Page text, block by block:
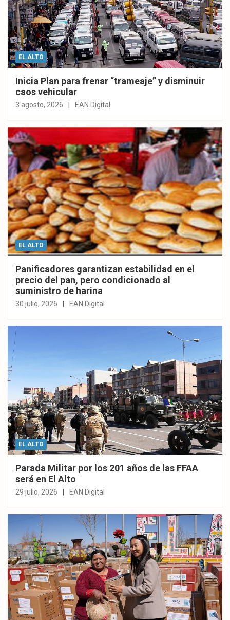
EL ALTO
Inicia Plan para frenar “trameaje” y disminuir
caos vehicular
3 agosto, 2026 EAN Digital
EL ALTO
Panificadores garantizan estabilidad en el
precio del pan, pero condicionado al
suministro de harina
30 julio, 2026 EAN Digital
EL ALTO
Parada Militar por los 201 años de las FFAA
será en El Alto
29 julio, 2026 EAN Digital